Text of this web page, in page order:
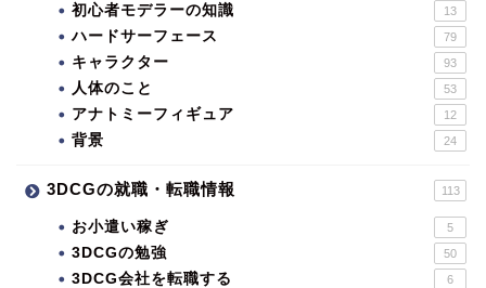
初心者モデラーの知識 13
ハードサーフェース 79
キャラクター 93
人体のこと 53
アナトミーフィギュア 12
背景 24
3DCGの就職・転職情報 113
お小遣い稼ぎ 5
3DCGの勉強 50
3DCG会社を転職する 6